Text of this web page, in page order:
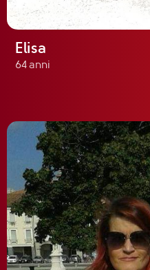
Elisa
64 anni